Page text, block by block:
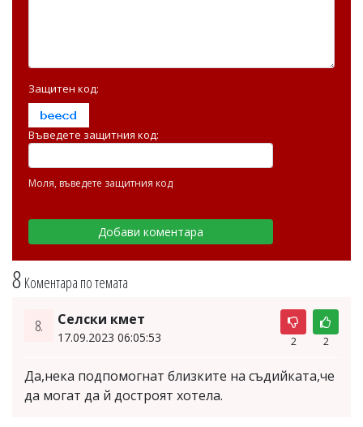
8 Коментара по темата
8. Селски кмет
17.09.2023 06:05:53 2 2
Да,нека подпомогнат близките на съдийката,че
да могат да й достроят хотела.
Защитен код:
Въведете защитния код:
Моля, въведете защитния код